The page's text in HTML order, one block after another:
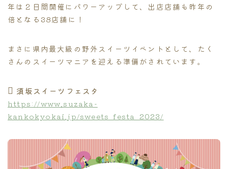
年は２日間開催にパワーアップして、出店店舗も昨年の
倍となる38店舗に！
まさに県内最大級の野外スイーツイベントとして、たく
さんのスイーツマニアを迎える準備がされています。
須坂スイーツフェスタ
https://www.suzaka-
kankokyokai.jp/sweets_festa_2023/